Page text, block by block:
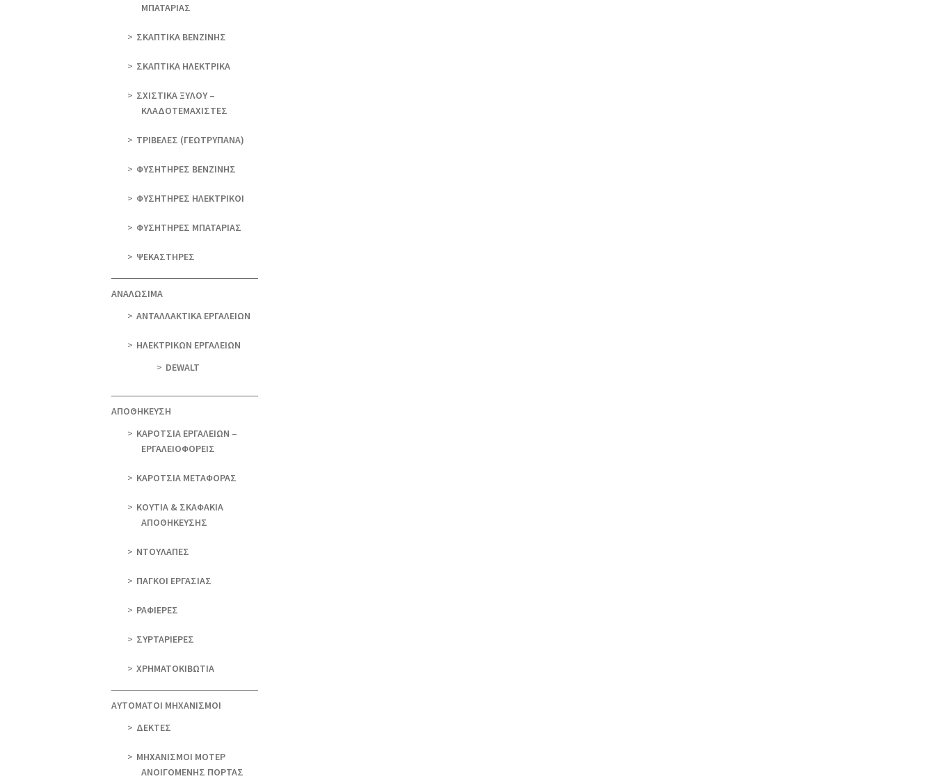
ΜΠΑΤΑΡΙΑΣ
ΣΚΑΠΤΙΚΑ ΒΕΝΖΙΝΗΣ
ΣΚΑΠΤΙΚΑ ΗΛΕΚΤΡΙΚΑ
ΣΧΙΣΤΙΚΑ ΞΥΛΟΥ –
ΚΛΑΔΟΤΕΜΑΧΙΣΤΕΣ
ΤΡΙΒΕΛΕΣ (ΓΕΩΤΡΎΠΑΝΑ)
ΦΥΣΗΤΗΡΕΣ ΒΕΝΖΙΝΗΣ
ΦΥΣΗΤΗΡΕΣ ΗΛΕΚΤΡΙΚΟΙ
ΦΥΣΗΤΗΡΕΣ ΜΠΑΤΑΡΙΑΣ
ΨΕΚΑΣΤΗΡΕΣ
ΑΝΑΛΩΣΙΜΑ
ΑΝΤΑΛΛΑΚΤΙΚΑ ΕΡΓΑΛΕΙΩΝ
ΗΛΕΚΤΡΙΚΩΝ ΕΡΓΑΛΕΙΩΝ
DEWALT
ΑΠΟΘΗΚΕΥΣΗ
ΚΑΡΟΤΣΙΑ ΕΡΓΑΛΕΙΩΝ –
ΕΡΓΑΛΕΙΟΦΟΡΕΙΣ
ΚΑΡΟΤΣΙΑ ΜΕΤΑΦΟΡΑΣ
ΚΟΥΤΙΑ & ΣΚΑΦΑΚΙΑ
ΑΠΟΘΗΚΕΥΣΗΣ
ΝΤΟΥΛΑΠΕΣ
ΠΑΓΚΟΙ ΕΡΓΑΣΙΑΣ
ΡΑΦΙΕΡΕΣ
ΣΥΡΤΑΡΙΕΡΕΣ
ΧΡΗΜΑΤΟΚΙΒΩΤΙΑ
ΑΥΤΟΜΑΤΟΙ ΜΗΧΑΝΙΣΜΟΙ
ΔΕΚΤΕΣ
ΜΗΧΑΝΙΣΜΟΙ ΜΟΤΕΡ
ΑΝΟΙΓΟΜΕΝΗΣ ΠΟΡΤΑΣ